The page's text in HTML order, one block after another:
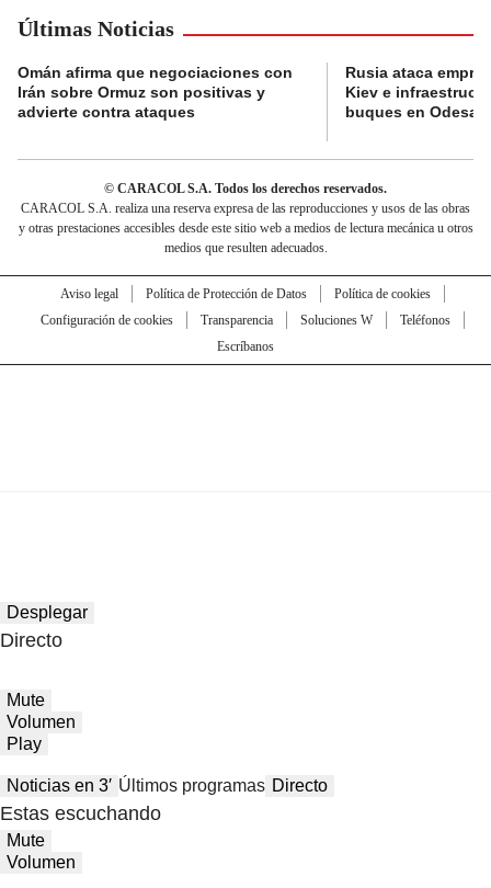
Últimas Noticias
Omán afirma que negociaciones con
Irán sobre Ormuz son positivas y
advierte contra ataques
Rusia ataca
Kiev e
buques en Odesa
© CARACOL S.A. Todos los derechos reservados.
CARACOL S.A. realiza una reserva expresa de las reproducciones y usos de las obras
y otras prestaciones accesibles desde este sitio web a medios de lectura mecánica u otros
medios que resulten adecuados.
Aviso legal Política de Protección de Datos
Política de cookies
Configuración de cookies
Transparencia Soluciones W
Teléfonos
Escríbanos
Desplegar
Directo
Mute
Volumen
Play
Noticias en 3′ Últimos programas Directo
Estas escuchando
Mute
Volumen